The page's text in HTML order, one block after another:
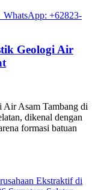
Geologi Air
Air Asam Tambang di
dikenal dengan
formasi batuan